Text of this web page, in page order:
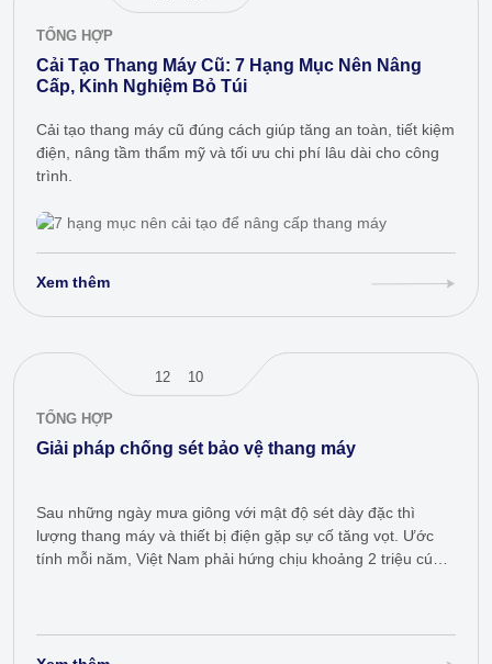
TỔNG HỢP
Cải Tạo Thang Máy Cũ: 7 Hạng Mục Nên Nâng
Cấp, Kinh Nghiệm Bỏ Túi
Cải tạo thang máy cũ đúng cách giúp tăng an toàn, tiết kiệm
điện, nâng tầm thẩm mỹ và tối ưu chi phí lâu dài cho công
trình.
Xem thêm
12 10
TỔNG HỢP
Giải pháp chống sét bảo vệ thang máy
Sau những ngày mưa giông với mật độ sét dày đặc thì
lượng thang máy và thiết bị điện gặp sự cố tăng vọt. Ước
tính mỗi năm, Việt Nam phải hứng chịu khoảng 2 triệu cú